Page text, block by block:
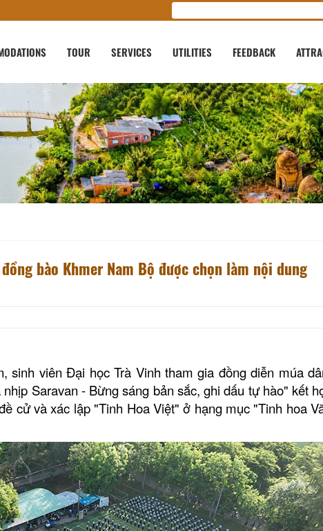
TOUR SERVICES UTILITIES FEEDBACK
bào Khmer Nam Bộ được chọn làm nội dung
sinh viên Đại học Trà Vinh tham gia đồng diễn múa
Saravan - Bừng sáng bản sắc, ghi dấu tự hào" kết
cử và xác lập "Tinh Hoa Việt" ở hạng mục "Tinh hoa